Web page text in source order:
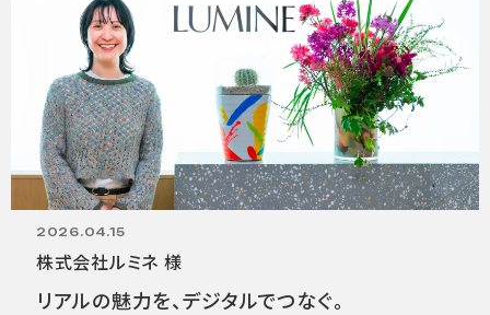
クライアント一覧
ニュース
採用情報
メンバー
会社情報
会社概要
コーポレートメッセージ
2026.04.15
株式会社ルミネ 様
リアルの魅力を、デジタルでつなぐ。